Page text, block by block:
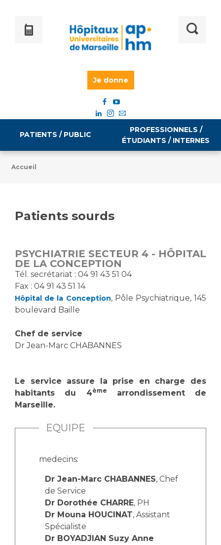
Je donne
PATIENTS / PUBLIC
Tarifs
Vous allez être hospitalisé(e)
Vous avez un examen d'imagerie ou de radiologie
à réaliser
Vous avez une analyse à réaliser
Vous venez en consultation
myaphm, votre espace santé en ligne
Infos COVID-19
Culture à l'hôpital
Laïcité et cultes
Livret d'accueil
Transports sanitaires
Vos droits, vos devoirs
Handicap
Handi 13
PROFESSIONNELS /
ÉTUDIANTS / INTERNES
Emploi / formation
Emplois administratifs
Emplois médicaux
Espace Formation
Étudiants hospitaliers
Emplois techniques et médico-techniques
Emplois socio-éducatifs
Chercheurs
La recherche clinique à l'AP-HM
Écoles et Instituts de Formation
Plateforme des internes
Accueil
Patients sourds
PSYCHIATRIE SECTEUR 4 - HÔPITAL
DE LA CONCEPTION
​Tél. secrétariat : 04 91 43 51 04
Fax : 04 91 43 51 14
Hôpital de la Conception, Pôle Psychiatrique, 145
boulevard Baille
Chef de service
Dr Jean-Marc CHABANNES
Le service assure la prise en charge des
habitants du 4ème
arrondissement de
Marseille.
EQUIPE
medecins:
Dr Jean-Marc CHABANNES, Chef
de Service
Dr Dorothée CHARRE, PH
Dr Mouna HOUCINAT, Assistant
Spécialiste
Dr BOYADJIAN Suzy Anne